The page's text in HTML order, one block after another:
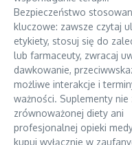
Bezpieczeństwo
kluczowe: zawsze czytaj
etykiety, stosuj się do
lub farmaceuty, zwracaj
dawkowanie,
możliwe interakcje i
ważności. Suplementy nie
zrównoważonej diety ani
profesjonalnej opieki
kupuj wyłącznie w